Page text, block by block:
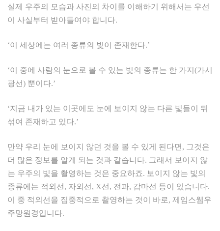
실제 우주의 모습과 사진의 차이를 이해하기 위해서는 우선
이 사실부터 받아들여야 합니다.
‘이 세상에는 여러 종류의 빛이 존재한다.’
‘이 중에 사람의 눈으로 볼 수 있는 빛의 종류는 한 가지(가시
광선) 뿐이다.’
‘지금 내가 있는 이곳에도 눈에 보이지 않는 다른 빛들이 뒤
섞여 존재하고 있다.’
만약 우리 눈에 보이지 않던 것을 볼 수 있게 된다면, 그것은
더 많은 정보를 알게 되는 것과 같습니다. 그래서 보이지 않
는 우주의 빛을 촬영하는 것은 중요하죠. 보이지 않는 빛의
종류에는 적외선, 자외선, X선, 전파, 감마선 등이 있습니다.
이 중 적외선을 집중적으로 촬영하는 것이 바로, 제임스웹우
주망원경입니다.